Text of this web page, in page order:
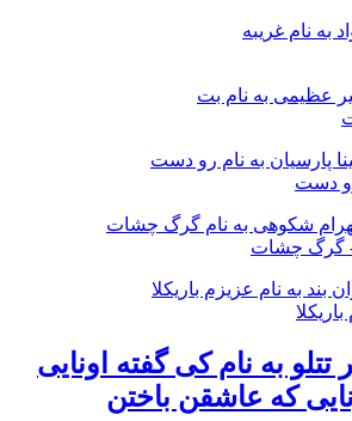
دست
گرگ چشات
تتلو به نام کی گفته اونایی
که عاشقن باختن